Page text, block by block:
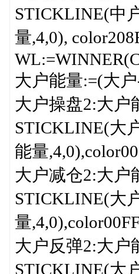
STICKLINE(中
量,4,0),
大户能量:=(大
大户操盘2:大户
STICKLINE(大
能量
大户减仓2:大户
STICKLINE(大
量
大户反弹2:大户
STICKLINE(大